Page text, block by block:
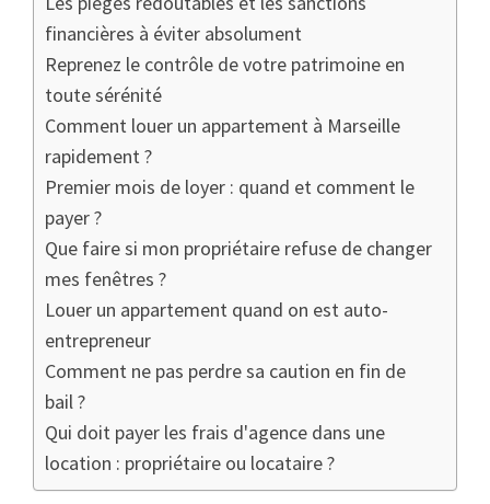
financières à éviter absolument
Reprenez le contrôle de votre patrimoine en
toute sérénité
Comment louer un appartement à Marseille
rapidement ?
Premier mois de loyer : quand et comment le
payer ?
Que faire si mon propriétaire refuse de changer
mes fenêtres ?
Louer un appartement quand on est auto-
entrepreneur
Comment ne pas perdre sa caution en fin de
bail ?
Qui doit payer les frais d'agence dans une
location : propriétaire ou locataire ?